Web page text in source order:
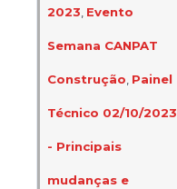
2023 Evento
Semana CANPAT
Construção Painel
Técnico 02/10/2023
- Principais
mudanças e